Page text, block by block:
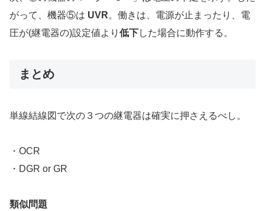
がって、機器⑤は UVR。働きは、電源が止まったり、電
圧が(継電器の)設定値より 低下した場合に動作する。
まとめ
単線結線図で次の３つの継電器は確実に押さえるべし。
・OCR
・DGR or GR
類似問題